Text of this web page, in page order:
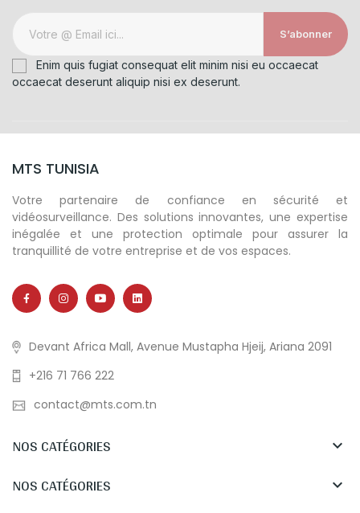
S’abonner
Enim quis fugiat consequat elit minim nisi eu occaecat
occaecat deserunt aliquip nisi ex deserunt.
MTS TUNISIA
Votre partenaire de confiance en sécurité et
vidéosurveillance. Des solutions innovantes, une expertise
inégalée et une protection optimale pour assurer la
tranquillité de votre entreprise et de vos espaces.
Devant Africa Mall, Avenue Mustapha Hjeij, Ariana 2091
+216 71 766 222
contact@mts.com.tn
NOS CATÉGORIES 
NOS CATÉGORIES 